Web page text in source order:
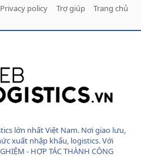
Privacy policy Trợ giúp Trang chủ
lớn nhất Việt Nam. Nơi giao lưu,
xuất nhập khẩu, logistics. Với
- HỢP TÁC THÀNH CÔNG